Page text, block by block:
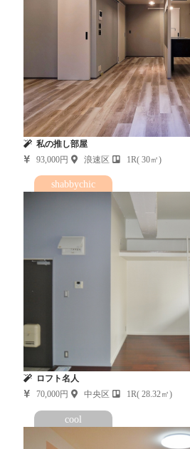
私の推し部屋
93,000円
浪速区 1R( 30㎡)
shabbychic
ロフト名人
70,000円
中央区 1R( 28.32㎡)
cool